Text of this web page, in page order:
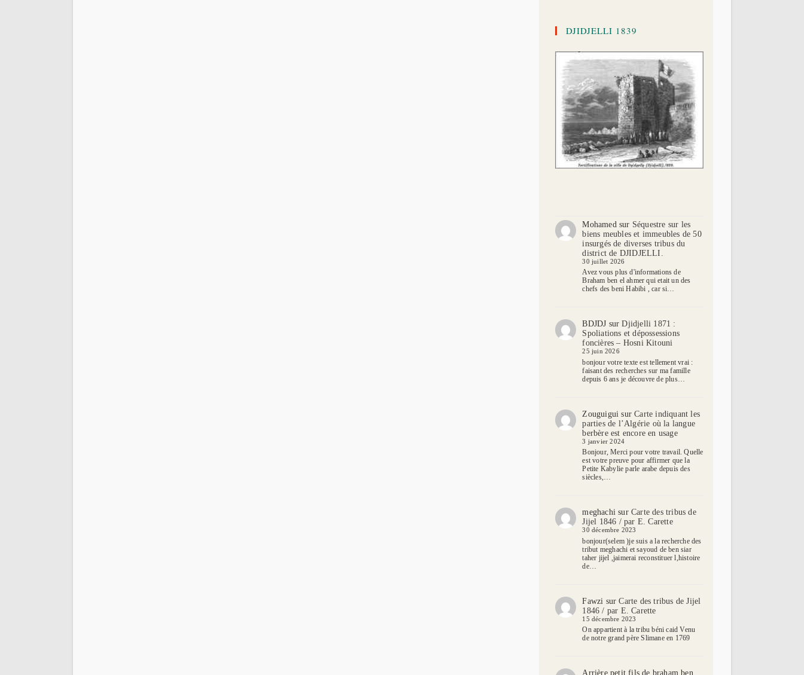
DJIDJELLI 1839
Mohamed sur Séquestre sur les
biens meubles et immeubles de 50
insurgés de diverses tribus du
district de DJIDJELLI.
30 juillet 2026
Avez vous plus d'informations de
Braham ben el ahmer qui etait un des
chefs des beni Habibi , car si…
BDJDJ surDjidjelli 1871 :
Spoliations et dépossessions
foncières – Hosni Kitouni
25 juin 2026
bonjour votre texte est tellement vrai :
faisant des recherches sur ma famille
depuis 6 ans je découvre de plus…
Zouguigui surCarte indiquant les
parties de l’Algérie où la langue
berbère est encore en usage
3 janvier 2024
Bonjour, Merci pour votre travail. Quelle
est votre preuve pour affirmer que la
Petite Kabylie parle arabe depuis des
siècles,…
meghachisur Carte des tribus de
Jijel 1846 / par E. Carette
30 décembre 2023
bonjour(selem )je suis a la recherche des
tribut meghachi et sayoud de ben siar
taher jijel ,jaimerai reconstituer l,histoire
de…
Fawzi surCarte des tribus de Jijel
1846 / par E. Carette
15 décembre 2023
On appartient à la tribu béni caid Venu
de notre grand père Slimane en 1769
Arrière petit fils de braham ben